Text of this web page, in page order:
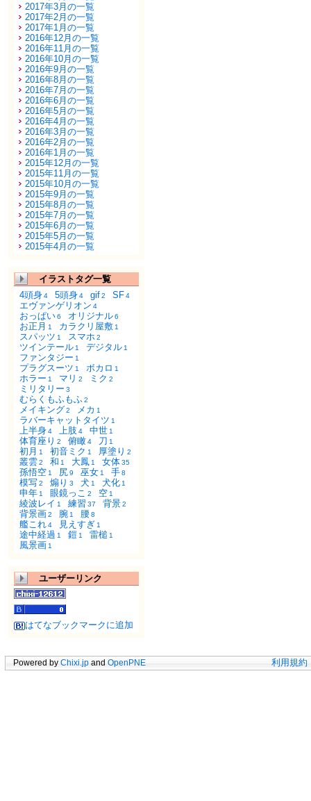
2017年3月の一覧
2017年2月の一覧
2017年1月の一覧
2016年12月の一覧
2016年11月の一覧
2016年10月の一覧
2016年9月の一覧
2016年8月の一覧
2016年7月の一覧
2016年6月の一覧
2016年5月の一覧
2016年4月の一覧
2016年3月の一覧
2016年2月の一覧
2016年1月の一覧
2015年12月の一覧
2015年11月の一覧
2015年10月の一覧
2015年9月の一覧
2015年8月の一覧
2015年7月の一覧
2015年6月の一覧
2015年5月の一覧
2015年4月の一覧
イラストタグ一覧
4頭身4 5頭身4 gif2 SF4
エヴァンゲリオン 4
おっぱい6 オリジナル6
お正月 1 カラクリ屋敷 1
スパッツ 1 スマホ 2
ツインテール 1 デジタル 1
ファンタジー 1
プラグスーツ 1 ボカロ 1
ホラー 1 マリ 2 ミク 2
ミリタリー 3
むらくもふもふ2
メイキング2 メカ 1
ラバーキャットタイツ 1
上半身4 上肢 4 中世 1
体育座り 2 俯瞰4 刀 1
初月 1 初音ミク 1 厚塗り 2
叢雲2 和 1 大鳳 1 女体35
孫悟空 1 尻9 巫女 1 手8
模写2 煽り 3 犬 1 犬化 1
申年 1 眼鏡っこ 2 空 1
綾波レイ 1 練習 37 背景2
背景画2 腕 1 腰8
艦これ4 見えすぎ 1
途中経過 1 鎧 1 雷槌 1
風景画 1
ユーザーリンク
はてなブックマークに追加
Powered by Chixi.jp and OpenPNE 利用規約